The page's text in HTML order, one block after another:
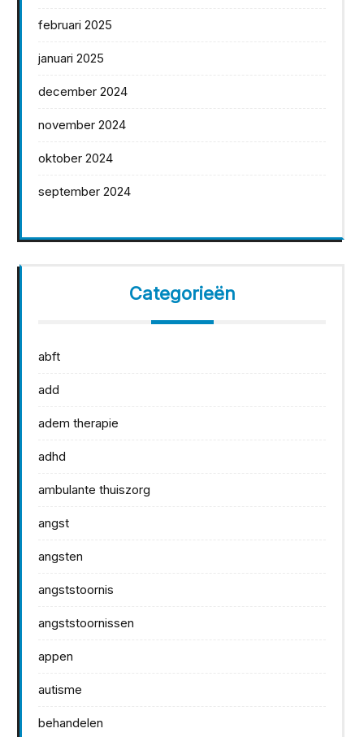
februari 2025
januari 2025
december 2024
november 2024
oktober 2024
september 2024
Categorieën
abft
add
adem therapie
adhd
ambulante thuiszorg
angst
angsten
angststoornis
angststoornissen
appen
autisme
behandelen